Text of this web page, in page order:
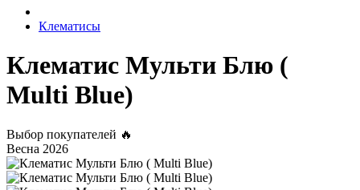
Клематисы
Клематис Мульти Блю (
Multi Blue)
Выбор покупателей 🔥
Весна 2026